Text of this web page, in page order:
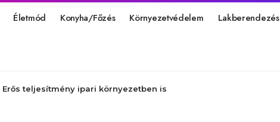
Életmód Konyha/Főzés Környezetvédelem Lakberendezés
Erős teljesítmény ipari környezetben is